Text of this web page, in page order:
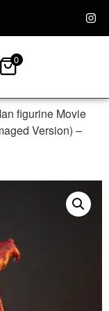
0
figurine Movie
Version) –